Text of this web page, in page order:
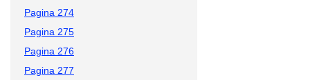
Pagina 274
Pagina 275
Pagina 276
Pagina 277